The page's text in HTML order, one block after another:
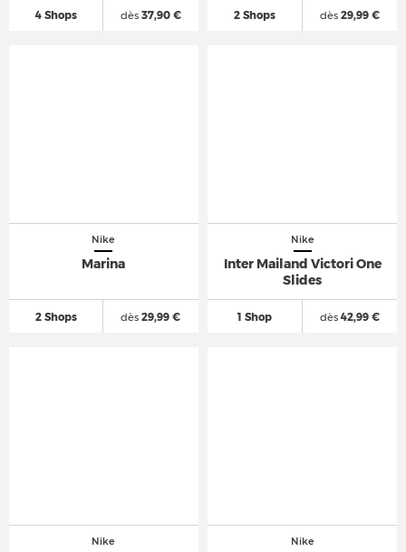
4 Shops dès37,90 € 2 Shops dès29,99 €
Nike
Marina
2 Shops dès 29,99 €
Nike
Inter Mailand Victori One
Slides
1 Shop dès42,99 €
Nike Nike